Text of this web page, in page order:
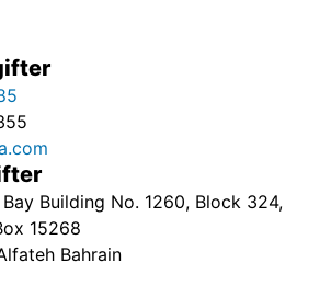
Building No. 1260, Block 324,
15268
Bahrain